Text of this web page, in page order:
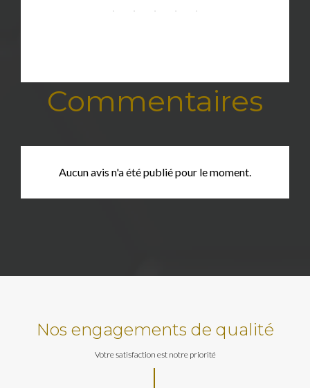
Commentaires
Aucun avis n'a été publié pour le moment.
Nos engagements de qualité
Votre satisfaction est notre priorité